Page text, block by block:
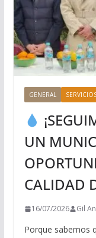
GENERAL
UN
CALIDAD
16/07/2026 Gil
Porque sabemos